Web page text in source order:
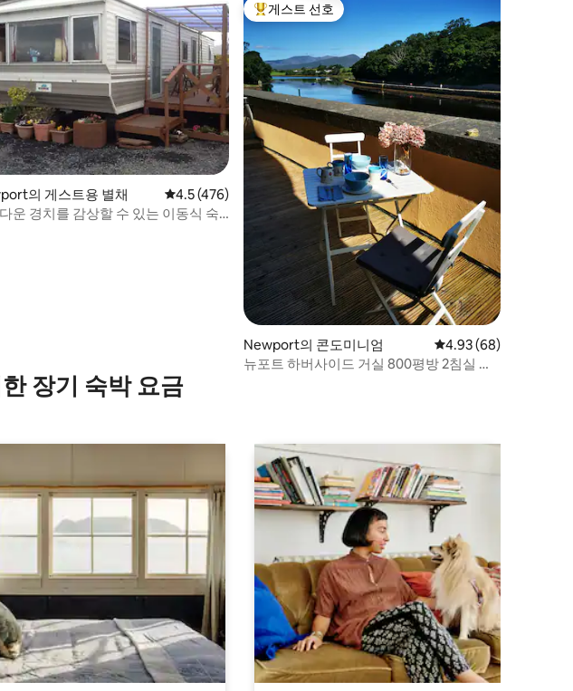
), 후기 356개
의 게스트용 별채 평점 4.5점(5점 만점), 후기 476개
4.5 (476)
운 경치를 감상할 수 있는 이동식 숙
상위 게스트 선호
게스트 선호
Newport의 콘도미니엄 평점 4.93점(5점 만점),
4.93 (68)
뉴포트 하버사이드 거실 800평방 2침실 동
장기 숙박 요금